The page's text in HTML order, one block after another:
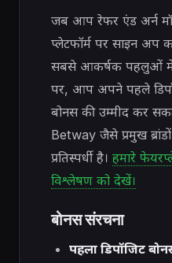
जब आप रेफर एंड अर्न
प्लेटफॉर्म पर साइन अप
सबसे आकर्षक पहलुओं में
पर, आप अपने पहले
बोनस की उम्मीद कर
Betway जैसे प्रमुख
प्रतिस्पर्धी है। हमारे
विश्लेषण को देखें।
बोनस संरचना
पहला डिपॉजिट